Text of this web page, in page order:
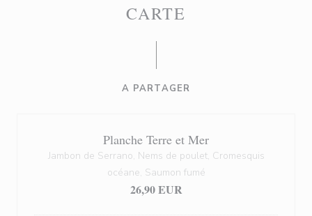
CARTE
A PARTAGER
Planche Terre et Mer
Jambon de Serrano, Nems de poulet, Cromesquis
océane, Saumon fumé
26,90 EUR